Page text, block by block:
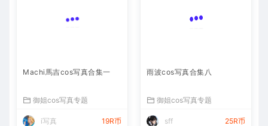
Machi馬吉cos写真合集一
御姐cos写真专题
i写真 19R币
雨波cos写真合集八
御姐cos写真专题
sff 25R币